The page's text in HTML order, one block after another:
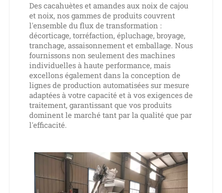
Des cacahuètes et amandes aux noix de cajou
et noix, nos gammes de produits couvrent
l'ensemble du flux de transformation :
décorticage, torréfaction, épluchage, broyage,
tranchage, assaisonnement et emballage. Nous
fournissons non seulement des machines
individuelles à haute performance, mais
excellons également dans la conception de
lignes de production automatisées sur mesure
adaptées à votre capacité et à vos exigences de
traitement, garantissant que vos produits
dominent le marché tant par la qualité que par
l'efficacité.